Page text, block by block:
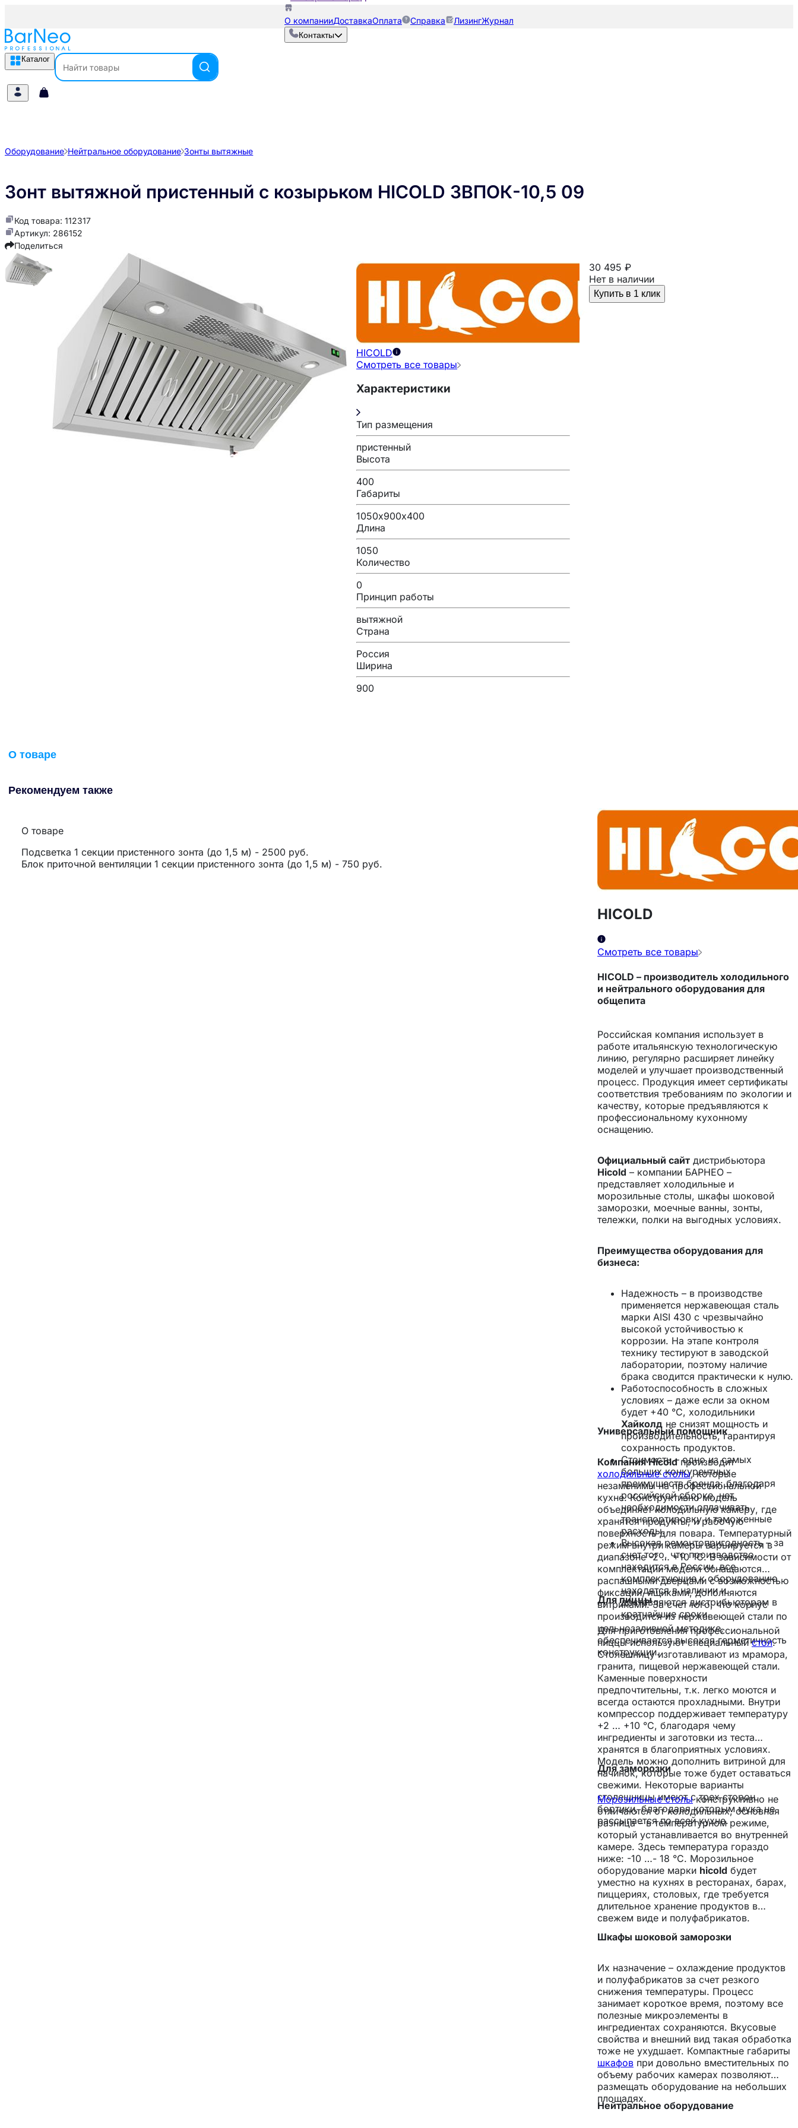
О компанииДоставкаОплата Справка ЛизингЖурнал
Контакты
Каталог
Оборудование Нейтральное оборудование Зонты вытяжные
Зонт вытяжной пристенный с козырьком HICOLD ЗВПОК-10,5 09
Код товара: 112317
Артикул: 286152
Поделиться
HICOLD
Смотреть все товары
Характеристики
Тип размещения
пристенный
Высота
400
Габариты
1050х900х400
Длина
1050
Количество
0
Принцип работы
вытяжной
Страна
Россия
Ширина
900
30 495 ₽
Нет в наличии
Купить в 1 клик
О товаре
Рекомендуем также
О товаре
Подсветка 1 секции пристенного зонта (до 1,5 м) - 2500 руб.
Блок приточной вентиляции 1 секции пристенного зонта (до 1,5 м) - 750 руб.
HICOLD
Смотреть все товары
HICOLD – производитель холодильного
и нейтрального оборудования для
общепита
Российская компания использует в
работе итальянскую технологическую
линию, регулярно расширяет линейку
моделей и улучшает производственный
процесс. Продукция имеет сертификаты
соответствия требованиям по экологии и
качеству, которые предъявляются к
профессиональному кухонному
оснащению.
Официальный сайт дистрибьютора
Hicold – компании БАРНЕО –
представляет холодильные и
морозильные столы, шкафы шоковой
заморозки, моечные ванны, зонты,
тележки, полки на выгодных условиях.
Преимущества оборудования для
бизнеса:
Надежность – в производстве
применяется нержавеющая сталь
марки AISI 430 с чрезвычайно
высокой устойчивостью к
коррозии. На этапе контроля
технику тестируют в заводской
лаборатории, поэтому наличие
брака сводится практически к нулю.
Работоспособность в сложных
условиях – даже если за окном
будет +40 °С, холодильники
Хайколд не снизят мощность и
производительность, гарантируя
сохранность продуктов.
Стоимость – одно из самых
больших конкурентных
преимуществ бренда: благодаря
российской сборке, нет
необходимости оплачивать
транспортировку и таможенные
расходы.
Высокая ремонтопригодность – за
счет того, что производство
находится в России, все
комплектующие к оборудованию
находятся в наличии и
доставляются дистрибьюторам в
кратчайшие сроки.
Универсальный помощник
Компания Hicoldпроизводит
холодильные столы, которые
незаменимы на профессиональной
кухне. Конструктивно модель
объединяет холодильную камеру, где
хранятся продукты, и рабочую
поверхность для повара. Температурный
режим внутри камеры варьируется в
диапазоне -2 … +10 °С. В зависимости от
комплектации модели оснащаются
распашными дверцами с возможностью
фиксации, ящиками, дополняются
витринами. За счет того, что корпус
производится из нержавеющей стали по
цельнозаливной методике,
обеспечивается высокая герметичность
конструкции.
Для пиццы
Для приготовления профессиональной
пиццы используют специальныйстол.
Столешницу изготавливают из мрамора,
гранита, пищевой нержавеющей стали.
Каменные поверхности
предпочтительны, т.к. легко моются и
всегда остаются прохладными. Внутри
компрессор поддерживает температуру
+2 … +10 °С, благодаря чему
ингредиенты и заготовки из теста
хранятся в благоприятных условиях.
Модель можно дополнить витриной для
начинок, которые тоже будет оставаться
свежими. Некоторые варианты
столешницы имеют с трех сторон
бортики, благодаря которым мука не
рассыпается по всей кухне.
Для заморозки
Морозильные столыконструктивно не
отличаются от холодильных, основная
разница – в температурном режиме,
который устанавливается во внутренней
камере. Здесь температура гораздо
ниже: -10 …- 18 °С. Морозильное
оборудование марки hicold будет
уместно на кухнях в ресторанах, барах,
пиццериях, столовых, где требуется
длительное хранение продуктов в
свежем виде и полуфабрикатов.
Шкафы шоковой заморозки
Их назначение – охлаждение продуктов
и полуфабрикатов за счет резкого
снижения температуры. Процесс
занимает короткое время, поэтому все
полезные микроэлементы в
ингредиентах сохраняются. Вкусовые
свойства и внешний вид такая обработка
тоже не ухудшает. Компактные габариты
шкафов при довольно вместительных по
объему рабочих камерах позволяют
размещать оборудование на небольших
площадях.
Нейтральное оборудование